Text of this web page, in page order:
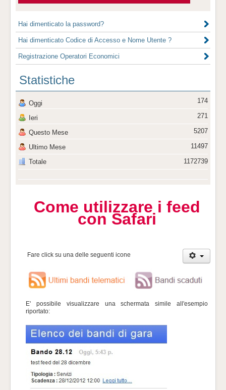
Hai dimenticato la password?
Hai dimenticato Codice di Accesso e Nome Utente ?
Registrazione Operatori Economici
Statistiche
Oggi
Ieri
Questo Mese
Ultimo Mese
Totale
174
271
5207
11497
1172739
Come utilizzare i feed
con Safari
Fare click su una delle seguenti icone
E' possibile visualizzare una schermata simile all'esempio
riportato: